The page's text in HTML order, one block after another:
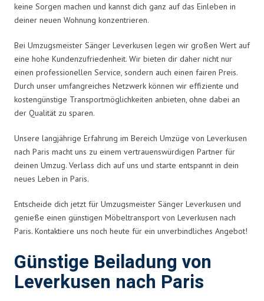
keine Sorgen machen und kannst dich ganz auf das Einleben in
deiner neuen Wohnung konzentrieren.
Bei Umzugsmeister Sänger Leverkusen legen wir großen Wert auf
eine hohe Kundenzufriedenheit. Wir bieten dir daher nicht nur
einen professionellen Service, sondern auch einen fairen Preis.
Durch unser umfangreiches Netzwerk können wir effiziente und
kostengünstige Transportmöglichkeiten anbieten, ohne dabei an
der Qualität zu sparen.
Unsere langjährige Erfahrung im Bereich Umzüge von Leverkusen
nach Paris macht uns zu einem vertrauenswürdigen Partner für
deinen Umzug. Verlass dich auf uns und starte entspannt in dein
neues Leben in Paris.
Entscheide dich jetzt für Umzugsmeister Sänger Leverkusen und
genieße einen günstigen Möbeltransport von Leverkusen nach
Paris. Kontaktiere uns noch heute für ein unverbindliches Angebot!
Günstige Beiladung von
Leverkusen nach Paris